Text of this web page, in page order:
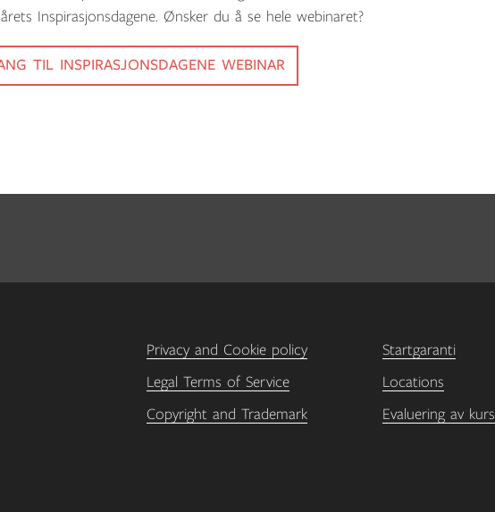
Inspirasjonsdagene. Ønsker du å se hele webinaret?
TIL INSPIRASJONSDAGENE WEBINAR
Privacy and Cookie policy
Legal Terms of Service
Copyright and Trademark
Startgaranti
Locations
Evaluering av kurs